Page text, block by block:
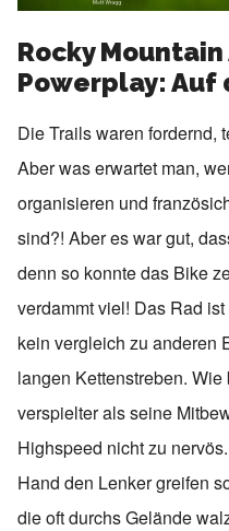
Rocky
Powerplay: Auf
Die Trails waren fordernd,
Aber was erwartet man,
organisieren und
sind?! Aber es war gut,
denn so konnte das Bike
verdammt viel! Das Rad
kein vergleich zu anderen
langen Kettenstreben.
verspielter als seine
Highspeed nicht zu
Hand den Lenker greifen
die oft durchs Gelände